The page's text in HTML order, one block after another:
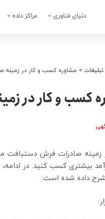
دنیای فناوری مراکز داده
تبلیغات > مشاوره کسب و کار در زمینه
کسب و کار در
زمینه صادرات فرش دستبافت
بیشتری کسب کنید. در
شرح داده شده است: